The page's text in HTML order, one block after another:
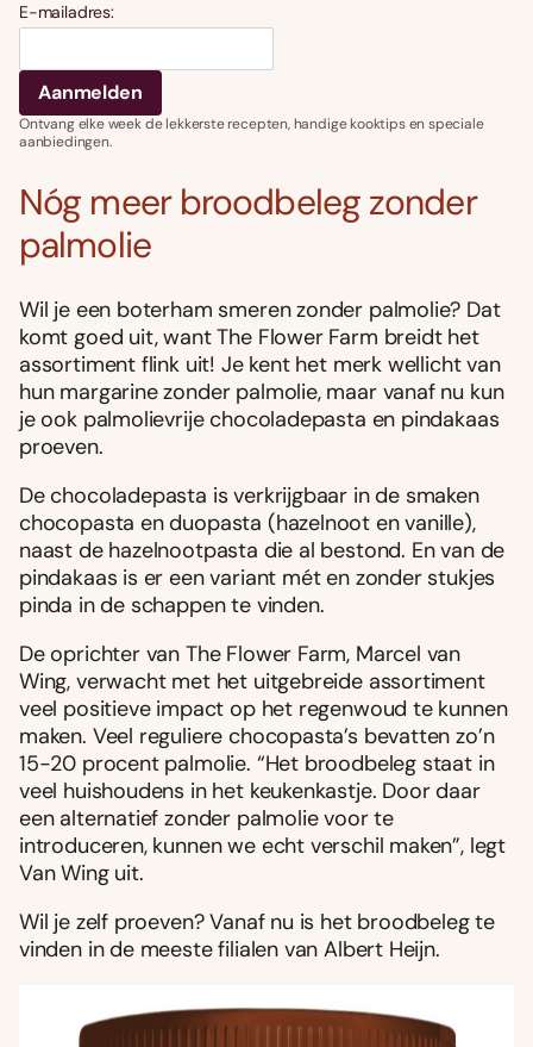
E-mailadres:
Ontvang elke week de lekkerste recepten, handige kooktips en speciale
aanbiedingen.
Nóg meer broodbeleg zonder
palmolie
Wil je een boterham smeren zonder palmolie? Dat
komt goed uit, want The Flower Farm breidt het
assortiment flink uit! Je kent het merk wellicht van
hun margarine zonder palmolie, maar vanaf nu kun
je ook palmolievrije chocoladepasta en pindakaas
proeven.
De chocoladepasta is verkrijgbaar in de smaken
chocopasta en duopasta (hazelnoot en vanille),
naast de hazelnootpasta die al bestond. En van de
pindakaas is er een variant mét en zonder stukjes
pinda in de schappen te vinden.
De oprichter van The Flower Farm, Marcel van
Wing, verwacht met het uitgebreide assortiment
veel positieve impact op het regenwoud te kunnen
maken. Veel reguliere chocopasta’s bevatten zo’n
15-20 procent palmolie. “Het broodbeleg staat in
veel huishoudens in het keukenkastje. Door daar
een alternatief zonder palmolie voor te
introduceren, kunnen we echt verschil maken”, legt
Van Wing uit.
Wil je zelf proeven? Vanaf nu is het broodbeleg te
vinden in de meeste filialen van Albert Heijn.